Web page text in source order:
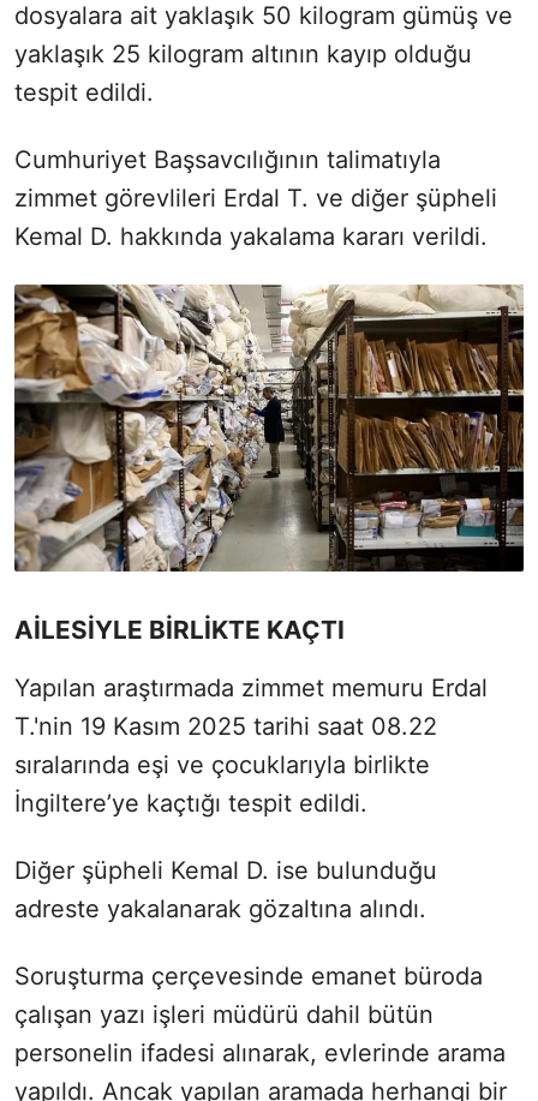
dosyalara ait yaklaşık 50 kilogram gümüş ve
yaklaşık 25 kilogram altının kayıp olduğu
tespit edildi.
Cumhuriyet Başsavcılığının talimatıyla
zimmet görevlileri Erdal T. ve diğer şüpheli
Kemal D. hakkında yakalama kararı verildi.
AİLESİYLE BİRLİKTE KAÇTI
Yapılan araştırmada zimmet memuru Erdal
T.'nin 19 Kasım 2025 tarihi saat 08.22
sıralarında eşi ve çocuklarıyla birlikte
İngiltere’ye kaçtığı tespit edildi.
Diğer şüpheli Kemal D. ise bulunduğu
adreste yakalanarak gözaltına alındı.
Soruşturma çerçevesinde emanet büroda
çalışan yazı işleri müdürü dahil bütün
personelin ifadesi alınarak, evlerinde arama
yapıldı. Ancak yapılan aramada herhangi bir